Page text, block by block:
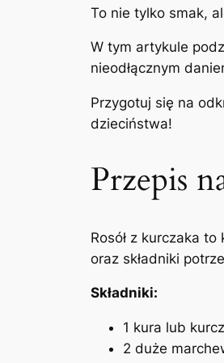
To nie tylko smak,
W tym artykule
nieodłącznym
Przygotuj się na
dzieciństwa!
Przepis
Rosół z kurczaka
oraz składniki
Składniki:
1 kura lub
2 duże